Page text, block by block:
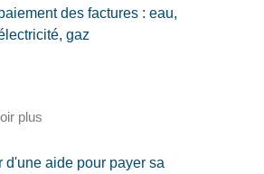
des factures : eau,
gaz
plus
d'une aide pour payer sa